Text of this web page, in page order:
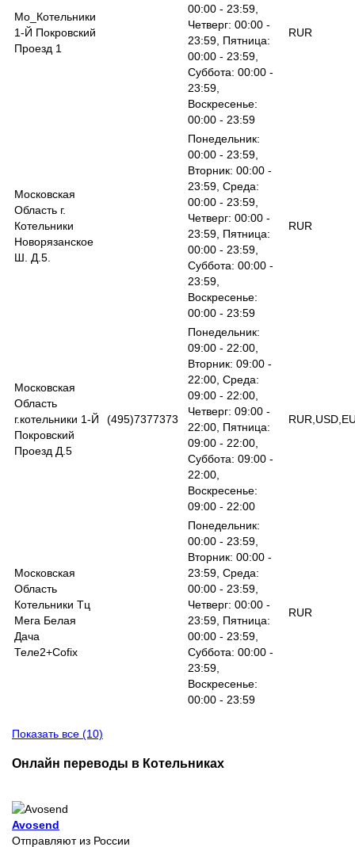
Мо_Котельники
1-Й Покровский
Проезд 1
00:00 - 23:59,
Четверг: 00:00 -
23:59, Пятница:
00:00 - 23:59,
Суббота: 00:00 -
23:59,
Воскресенье:
00:00 - 23:59
RUR
Московская
Область г.
Котельники
Новорязанское
Ш. Д.5.
Понедельник:
00:00 - 23:59,
Вторник: 00:00 -
23:59, Среда:
00:00 - 23:59,
Четверг: 00:00 -
23:59, Пятница:
00:00 - 23:59,
Суббота: 00:00 -
23:59,
Воскресенье:
00:00 - 23:59
RUR
Московская
Область
г.котельники 1-Й
Покровский
Проезд Д.5
(495)7377373
Понедельник:
09:00 - 22:00,
Вторник: 09:00 -
22:00, Среда:
09:00 - 22:00,
Четверг: 09:00 -
22:00, Пятница:
09:00 - 22:00,
Суббота: 09:00 -
22:00,
Воскресенье:
09:00 - 22:00
Московская
Область
Котельники Тц
Мега Белая
Дача
Теле2+Cofix
Понедельник:
00:00 - 23:59,
Вторник: 00:00 -
23:59, Среда:
00:00 - 23:59,
Четверг: 00:00 -
23:59, Пятница:
00:00 - 23:59,
Суббота: 00:00 -
23:59,
Воскресенье:
00:00 - 23:59
RUR
Показать все (10)
Онлайн переводы в Котельниках
Avosend
Отправляют из России